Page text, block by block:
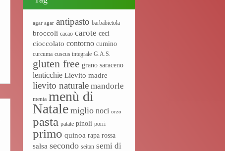
agar agar antipasto barbabietola
broccoli cacao carote ceci
cioccolato contorno cumino
curcuma cuscus integrale G.A.S.
gluten free grano saraceno
lenticchie Lievito madre
lievito naturale mandorle
menta menù di
Natale miglio noci orzo
pasta patate pinoli porri
primo quinoa rapa rossa
salsa secondo seitan semi di